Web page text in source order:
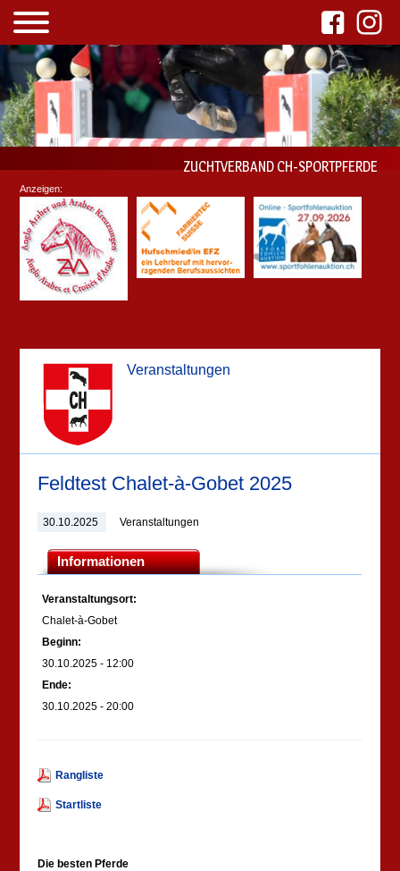
ZUCHTVERBAND CH-SPORTPFERDE
Veranstaltungen
Feldtest Chalet-à-Gobet 2025
30.10.2025 Veranstaltungen
Informationen
Veranstaltungsort:
Chalet-à-Gobet
Beginn:
30.10.2025 - 12:00
Ende:
30.10.2025 - 20:00
Rangliste
Startliste
Die besten Pferde
Anzeigen: